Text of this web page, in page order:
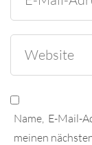
Name, E-Mail-
meinen